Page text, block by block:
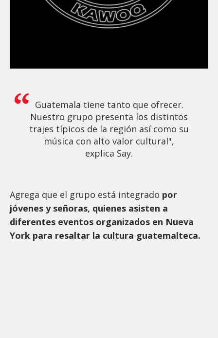
Guatemala tiene tanto que ofrecer.
Nuestro grupo presenta los distintos
trajes típicos de la región así como su
música con alto valor cultural",
explica Say.
Agrega que el grupo está integrado por
jóvenes y señoras, quienes asisten a
diferentes eventos organizados en Nueva
York para resaltar la cultura guatemalteca.